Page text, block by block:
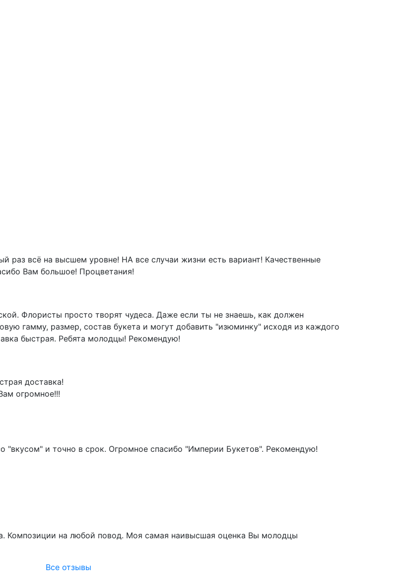
раз всё на высшем уровне! НА все случаи жизни есть вариант! Качественные
Вам большое! Процветания!
Флористы просто творят чудеса. Даже если ты не знаешь, как должен
гамму, размер, состав букета и могут добавить "изюминку" исходя из каждого
быстрая. Ребята молодцы! Рекомендую!
доставка!
огромное!!!
"вкусом" и точно в срок. Огромное спасибо "Империи Букетов". Рекомендую!
Композиции на любой повод. Моя самая наивысшая оценка Вы молодцы
Все отзывы